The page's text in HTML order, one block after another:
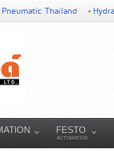
Pneumatic Thailand
FESTO
AUTOMATION